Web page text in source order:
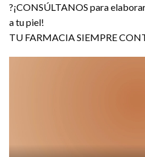
?¡CONSÚLTANOS para
a tu piel!
TU FARMACIA SIEMPRE